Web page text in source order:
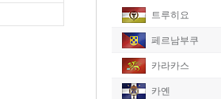
트루히요
페르남부쿠
카라카스
카옌